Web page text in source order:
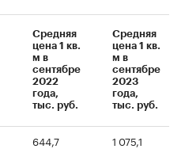
Средняя
цена 1 кв.
м в
сентябре
2022
года,
тыс. руб.
Средняя
цена 1 кв.
м в
сентябре
2023
года,
тыс. руб.
644,7
1 075,1